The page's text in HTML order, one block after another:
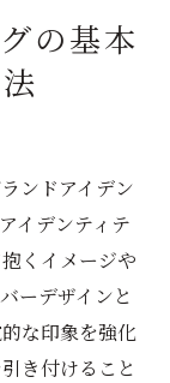
の基本
ンドアイデン
イデンティテ
くイメージや
ーデザインと
な印象を強化
き付けること